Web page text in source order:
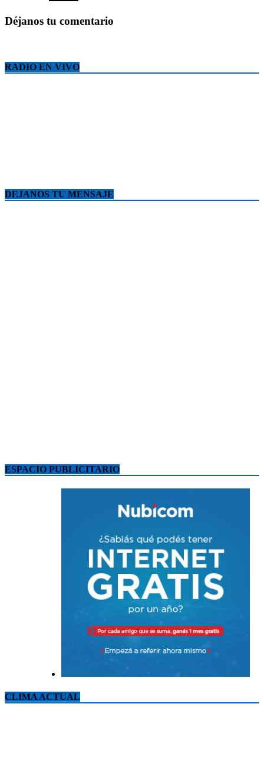
Déjanos tu comentario
RADIO EN VIVO
DEJANOS TU MENSAJE
ESPACIO PUBLICITARIO
CLIMA ACTUAL